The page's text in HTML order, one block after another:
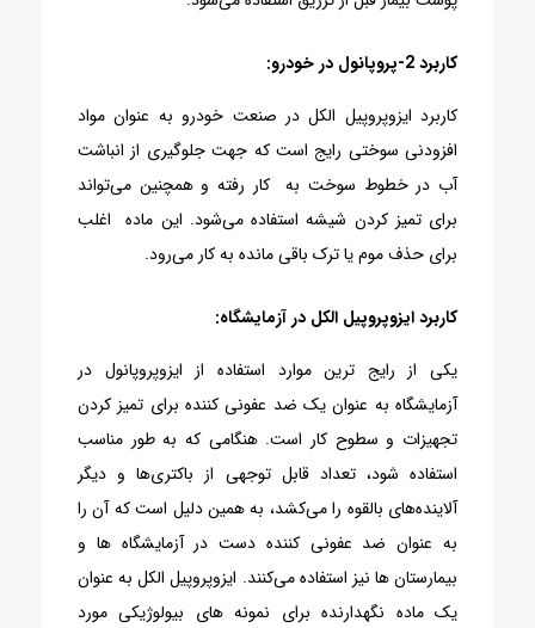
کاربرد 2-پروپانول در خودرو:
کاربرد ایزوپروپیل الکل در صنعت خودرو به عنوان مواد
افزودنی سوختی رایج است که جهت جلوگیری از انباشت
آب در خطوط سوخت به کار رفته و همچنین می‌تواند
برای تمیز کردن شیشه استفاده می‌شود. این ماده اغلب
برای حذف موم یا ترک باقی مانده به کار می‌رود.
کاربرد ایزوپروپیل الکل در آزمایشگاه:
یکی از رایج ترین موارد استفاده از ایزوپروپانول در
آزمایشگاه به عنوان یک ضد عفونی کننده برای تمیز کردن
تجهیزات و سطوح کار است. هنگامی که به طور مناسب
استفاده شود، تعداد قابل توجهی از باکتری‌ها و دیگر
آلاینده‌های بالقوه را می‌کشد، به همین دلیل است که آن را
به عنوان ضد عفونی کننده دست در آزمایشگاه ها و
بیمارستان ها نیز استفاده می‌کنند. ایزوپروپیل الکل به عنوان
یک ماده نگهدارنده برای نمونه های بیولوژیکی مورد